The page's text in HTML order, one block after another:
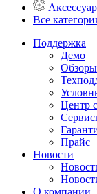
Все
Поддержка
Демо
Центр
Прайс
Новости
О компании